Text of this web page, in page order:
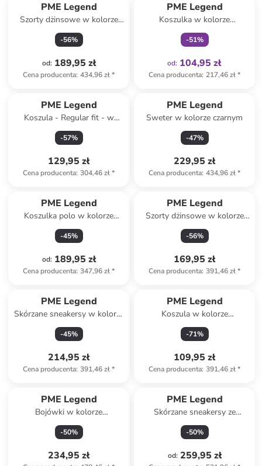
PME Legend
Szorty dżinsowe w kolorze
granatowym
-56%
od: 189,95 zł
Cena producenta: 434,96 zł*
PME Legend
Koszulka w kolorze
jasnoszarym
-51%
od: 104,95 zł
Cena producenta: 217,46 zł*
PME Legend
Koszula - Regular fit - w
kolorze granatowym
-57%
129,95 zł
Cena producenta: 304,46 zł*
PME Legend
Sweter w kolorze czarnym
-47%
229,95 zł
Cena producenta: 434,96 zł*
PME Legend
Koszulka polo w kolorze
błękitnym
-45%
od: 189,95 zł
Cena producenta: 347,96 zł*
PME Legend
Szorty dżinsowe w kolorze
błękitnym
-56%
169,95 zł
Cena producenta: 391,46 zł*
PME Legend
Skórzane sneakersy w kolorze
granatowym
-45%
214,95 zł
Cena producenta: 391,46 zł*
PME Legend
Koszula w kolorze
granatowym
-71%
109,95 zł
Cena producenta: 391,46 zł*
PME Legend
Bojówki w kolorze
granatowym
-50%
234,95 zł
PME Legend
Skórzane sneakersy ze
wzorem
-50%
od: 259,95 zł